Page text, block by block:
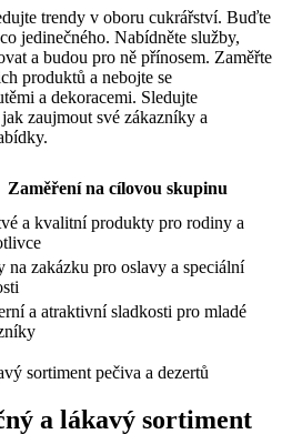
trendy v oboru cukrářství. Buďte
jedinečného. Nabídněte služby,
a budou pro ně přínosem. Zaměřte
produktů a nebojte se
a dekoracemi. Sledujte
zaujmout své zákazníky a
Zaměření na cílovou skupinu
a kvalitní produkty pro rodiny a
na zakázku pro oslavy a speciální
a atraktivní sladkosti pro mladé
a lákavý sortiment